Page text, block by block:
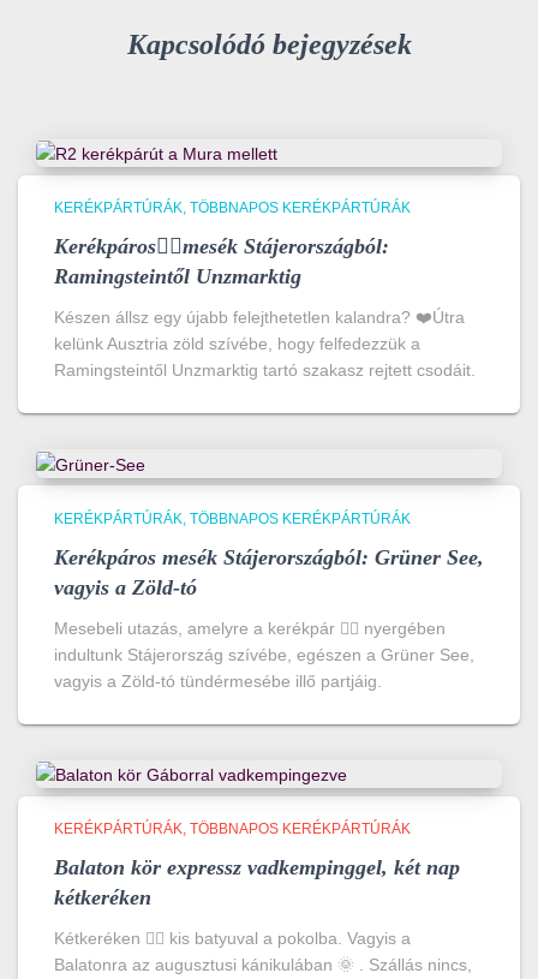
Kapcsolódó bejegyzések
KERÉKPÁRTÚRÁK TÖBBNAPOS KERÉKPÁRTÚRÁK
Kerékpáros🚴‍♀️mesék Stájerországból:
Ramingsteintől Unzmarktig
Készen állsz egy újabb felejthetetlen kalandra? ❤️Útra
kelünk Ausztria zöld szívébe, hogy felfedezzük a
Ramingsteintől Unzmarktig tartó szakasz rejtett csodáit.
KERÉKPÁRTÚRÁK TÖBBNAPOS KERÉKPÁRTÚRÁK
Kerékpáros mesék Stájerországból: Grüner See,
vagyis a Zöld-tó
Mesebeli utazás, amelyre a kerékpár 🚴‍♀️ nyergében
indultunk Stájerország szívébe, egészen a Grüner See,
vagyis a Zöld-tó tündérmesébe illő partjáig.
KERÉKPÁRTÚRÁK TÖBBNAPOS KERÉKPÁRTÚRÁK
Balaton kör expressz vadkempinggel, két nap
kétkeréken
Kétkeréken 🚴‍♀️ kis batyuval a pokolba. Vagyis a
Balatonra az augusztusi kánikulában 🌞 . Szállás nincs,